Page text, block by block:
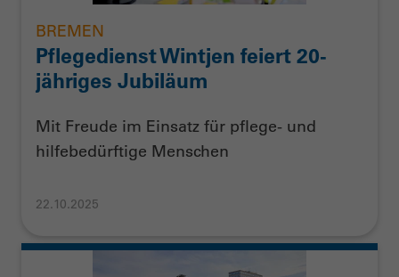
BREMEN
Pflegedienst Wintjen feiert 20-
jähriges Jubiläum
Mit Freude im Einsatz für pflege- und
hilfebedürftige Menschen
22.10.2025